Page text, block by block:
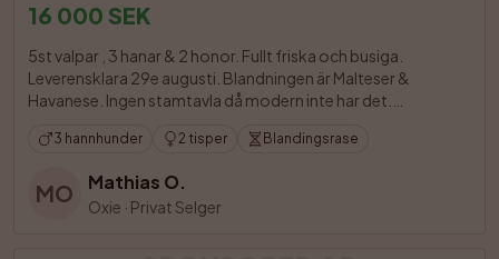
16 000 SEK
5st valpar , 3 hanar & 2 honor. Fullt friska och busiga.
Leverensklara 29e augusti. Blandningen är Malteser &
Havanese. Ingen stamtavla då modern inte har det.
3 hannhunder 2 tisper Blandingsrase
MO Mathias O.
Oxie · Privat Selger